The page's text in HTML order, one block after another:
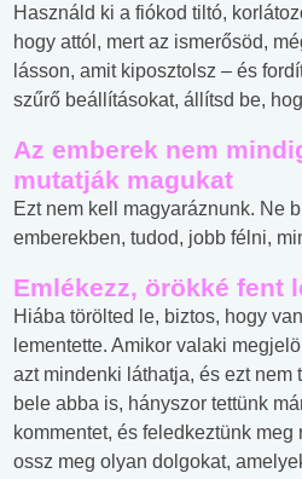
Használd ki a fiókod tiltó,
hogy attól, mert az ismerősöd,
lásson, amit kiposztolsz – és
szűrő beállításokat, állítsd be,
Az emberek nem
mutatják magukat
Ezt nem kell magyaráznunk. Ne
emberekben, tudod, jobb félni,
Emlékezz, örökké fent
Hiába törölted le, biztos, hogy
lementette. Amikor valaki
azt mindenki láthatja, és ezt nem
bele abba is, hányszor tettünk
kommentet, és feledkeztünk
ossz meg olyan dolgokat,